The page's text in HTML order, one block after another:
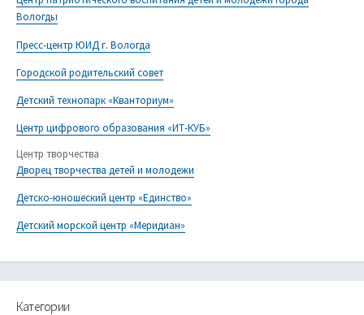
Вологды
Пресс-центр ЮИД г. Вологда
Городской родительский совет
Детский технопарк «Кванториум»
Центр цифрового образования «ИТ-КУБ»
Центр творчества
Дворец творчества детей и молодежи
Детско-юношеский центр «Единство»
Детский морской центр «Меридиан»
Категории